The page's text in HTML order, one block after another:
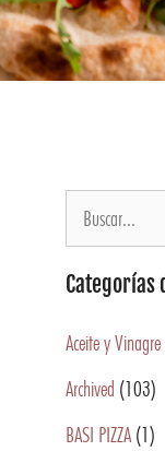
Categorías
Aceite y Vinagre
Archived (103)
BASI PIZZA (1)